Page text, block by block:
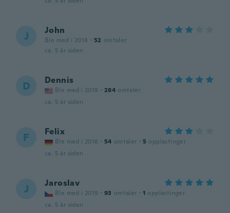
J John
Ble med i 2018 · 52 omtaler
ca. 5 år siden
D Dennis
Ble med i 2019 · 284 omtaler
ca. 5 år siden
F Felix
Ble med i 2016 · 54 omtaler · 5 opplastinger
ca. 5 år siden
J Jaroslav
Ble med i 2019 · 93 omtaler · 1 opplastinger
ca. 5 år siden